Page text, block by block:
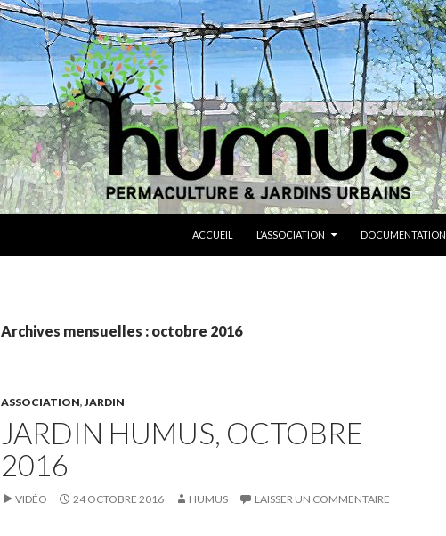
ACCUEIL
L’ASSOCIATION DOCUMENTATION
Archives mensuelles : octobre 2016
ASSOCIATION,JARDIN
JARDIN HUMUS, OCTOBRE
2016
VIDÉO 24 OCTOBRE 2016 HUMUS LAISSER UN COMMENTAIRE